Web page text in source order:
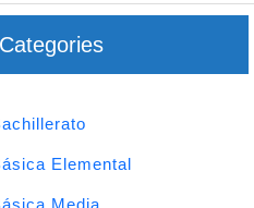
Categories
Elemental
Media